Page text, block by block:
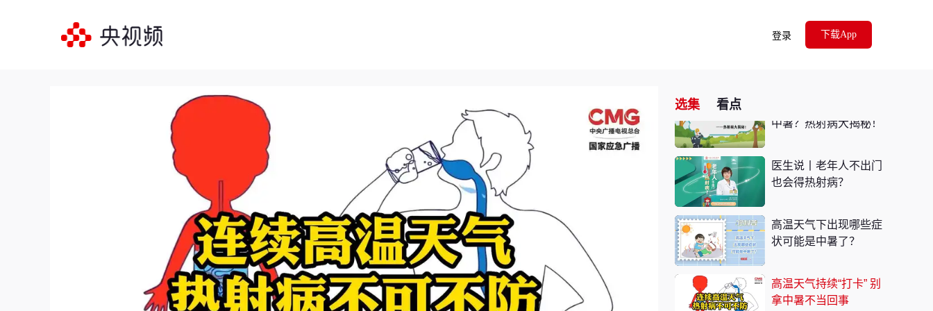
登录 下载App
选集 看点
应对高温天气三问三答
中暑？热射病大揭秘！
医生说丨老年人不出门
也会得热射病？
高温天气下出现哪些症
状可能是中暑了？
高温天气持续“打卡” 别
拿中暑不当回事